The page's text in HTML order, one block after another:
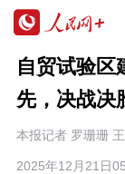
自贸试验区
先，决战决
本报记者 罗珊珊
2025年12月21日